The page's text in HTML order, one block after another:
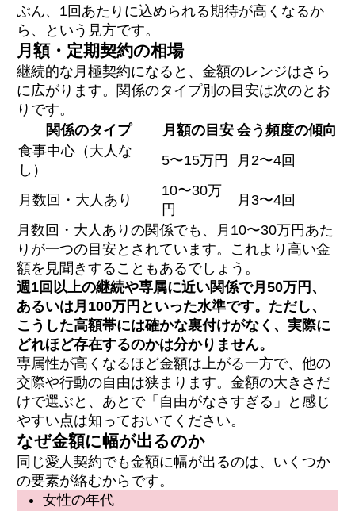
ぶん、1回あたりに込められる期待が高くなるか
ら、という見方です。
月額・定期契約の相場
継続的な月極契約になると、金額のレンジはさら
に広がります。関係のタイプ別の目安は次のとお
りです。
関係のタイプ
月額の目安 会う頻度の傾向
食事中心（大人な
し）
5〜15万円 月2〜4回
月数回・大人あり
10〜30万
円
月3〜4回
月数回・大人ありの関係でも、月10〜30万円あた
りが一つの目安とされています。これより高い金
額を見聞きすることもあるでしょう。
週1回以上の継続や専属に近い関係で月50万円、
あるいは月100万円といった水準です。ただし、
こうした高額帯には確かな裏付けがなく、実際に
どれほど存在するのかは分かりません。
専属性が高くなるほど金額は上がる一方で、他の
交際や行動の自由は狭まります。金額の大きさだ
けで選ぶと、あとで「自由がなさすぎる」と感じ
やすい点は知っておいてください。
なぜ金額に幅が出るのか
同じ愛人契約でも金額に幅が出るのは、いくつか
の要素が絡むからです。
女性の年代